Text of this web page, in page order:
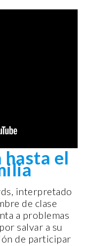
hasta el
interpretado
de clase
a problemas
salvar a su
de participar